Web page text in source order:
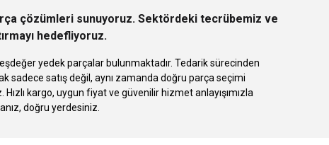
çözümleri sunuyoruz. Sektördeki tecrübemiz ve
hedefliyoruz.
yedek parçalar bulunmaktadır. Tedarik sürecinden
sadece satış değil, aynı zamanda doğru parça seçimi
kargo, uygun fiyat ve güvenilir hizmet anlayışımızla
doğru yerdesiniz.